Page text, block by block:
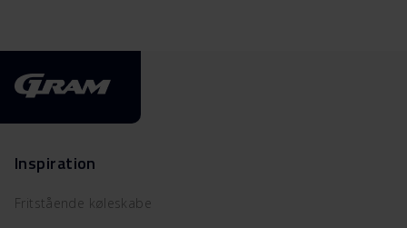
Inspiration
Fritstående køleskabe